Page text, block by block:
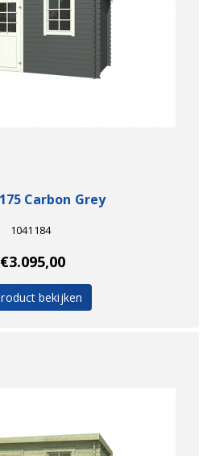
Carbon Grey
1041184
€3.095,00
bekijken